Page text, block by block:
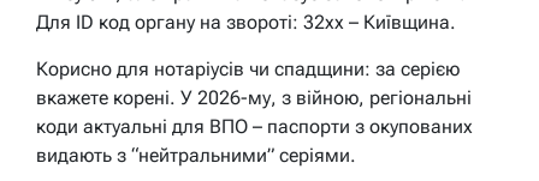
Для ID код органу на звороті: 32xx – Київщина.
Корисно для нотаріусів чи спадщини: за серією
вкажете корені. У 2026-му, з війною, регіональні
коди актуальні для ВПО – паспорти з окупованих
видають з “нейтральними” серіями.